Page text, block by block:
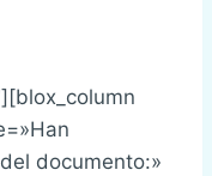
documento:»